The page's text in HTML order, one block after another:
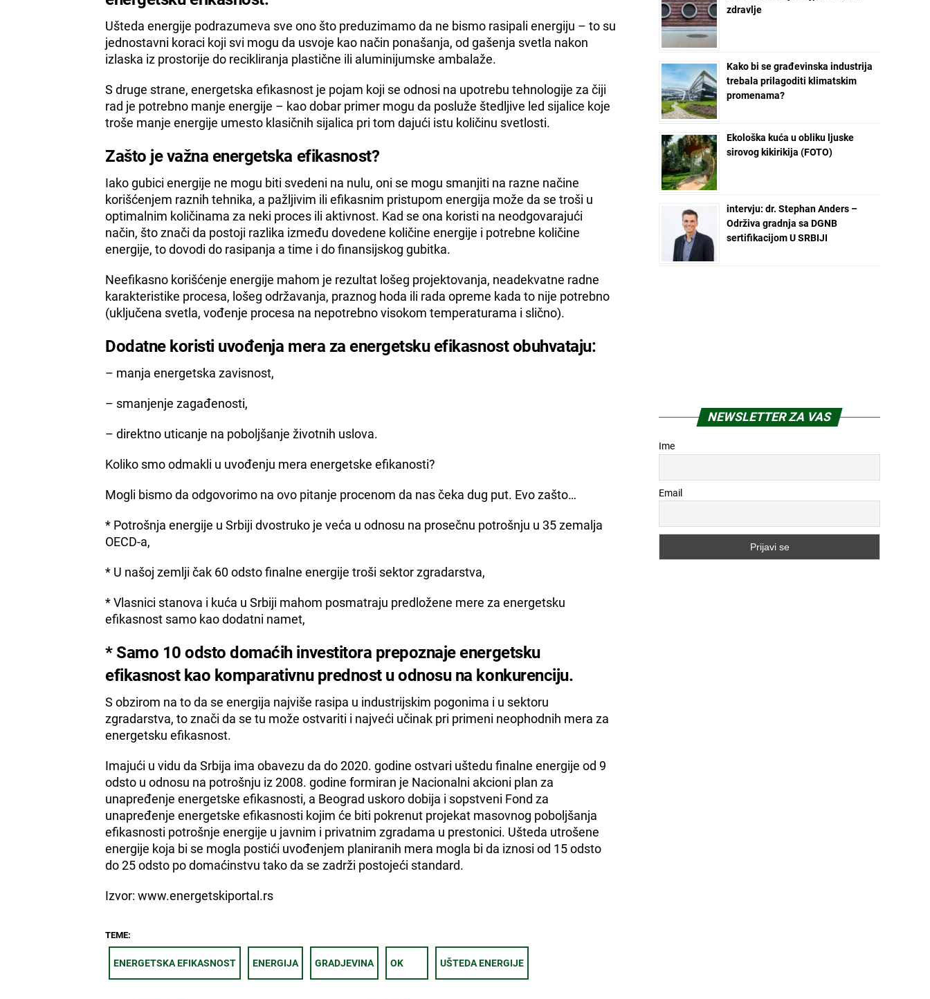
Ušteda energije podrazumeva sve ono što preduzimamo da ne bismo rasipali energiju – to su
jednostavni koraci koji svi mogu da usvoje kao način ponašanja, od gašenja svetla nakon
izlaska iz prostorije do recikliranja plastične ili aluminijumske ambalaže.
S druge strane, energetska efikasnost je pojam koji se odnosi na upotrebu tehnologije za čiji
rad je potrebno manje energije – kao dobar primer mogu da posluže štedljive led sijalice koje
troše manje energije umesto klasičnih sijalica pri tom dajući istu količinu svetlosti.
Zašto je važna energetska efikasnost?
Iako gubici energije ne mogu biti svedeni na nulu, oni se mogu smanjiti na razne načine
korišćenjem raznih tehnika, a pažljivim ili efikasnim pristupom energija može da se troši u
optimalnim količinama za neki proces ili aktivnost. Kad se ona koristi na neodgovarajući
način, što znači da postoji razlika između dovedene količine energije i potrebne količine
energije, to dovodi do rasipanja a time i do finansijskog gubitka.
Neefikasno korišćenje energije mahom je rezultat lošeg projektovanja, neadekvatne radne
karakteristike procesa, lošeg održavanja, praznog hoda ili rada opreme kada to nije potrebno
(uključena svetla, vođenje procesa na nepotrebno visokom temperaturama i slično).
Dodatne koristi uvođenja mera za energetsku efikasnost obuhvataju:
– manja energetska zavisnost,
– smanjenje zagađenosti,
– direktno uticanje na poboljšanje životnih uslova.
Koliko smo odmakli u uvođenju mera energetske efikanosti?
Mogli bismo da odgovorimo na ovo pitanje procenom da nas čeka dug put. Evo zašto…
* Potrošnja energije u Srbiji dvostruko je veća u odnosu na prosečnu potrošnju u 35 zemalja
OECD-a,
* U našoj zemlji čak 60 odsto finalne energije troši sektor zgradarstva,
* Vlasnici stanova i kuća u Srbiji mahom posmatraju predložene mere za energetsku
efikasnost samo kao dodatni namet,
* Samo 10 odsto domaćih investitora prepoznaje energetsku
efikasnost kao komparativnu prednost u odnosu na konkurenciju.
S obzirom na to da se energija najviše rasipa u industrijskim pogonima i u sektoru
zgradarstva, to znači da se tu može ostvariti i najveći učinak pri primeni neophodnih mera za
energetsku efikasnost.
Imajući u vidu da Srbija ima obavezu da do 2020. godine ostvari uštedu finalne energije od 9
odsto u odnosu na potrošnju iz 2008. godine formiran je Nacionalni akcioni plan za
unapređenje energetske efikasnosti, a Beograd uskoro dobija i sopstveni Fond za
unapređenje energetske efikasnosti kojim će biti pokrenut projekat masovnog poboljšanja
efikasnosti potrošnje energije u javnim i privatnim zgradama u prestonici. Ušteda utrošene
energije koja bi se mogla postići uvođenjem planiranih mera mogla bi da iznosi od 15 odsto
do 25 odsto po domaćinstvu tako da se zadrži postojeći standard.
Izvor: www.energetskiportal.rs
TEME:
ENERGETSKA EFIKASNOST ENERGIJA GRADJEVINA OK UŠTEDA ENERGIJE
zdravlje
Kako bi se građevinska industrija
trebala prilagoditi klimatskim
promenama?
Ekološka kuća u obliku ljuske
sirovog kikirikija (FOTO)
intervju: dr. Stephan Anders –
Održiva gradnja sa DGNB
sertifikacijom U SRBIJI
NEWSLETTER ZA VAS
Ime
Email